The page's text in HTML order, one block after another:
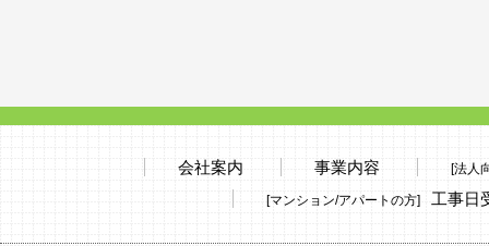
会社案内 事業内容 [法人
[マンション/アパートの方] 工事日